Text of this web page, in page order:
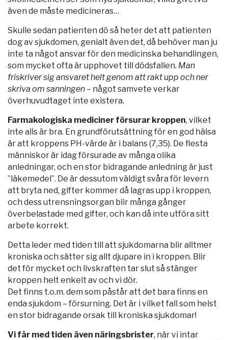
även de måste medicineras…
Skulle sedan patienten dö så heter det att patienten
dog av sjukdomen, genialt även det, då behöver man ju
inte ta något ansvar för den medicinska behandlingen,
som mycket ofta är upphovet till dödsfallen. Man
friskriver sig ansvaret helt genom att rakt upp och ner
skriva om sanningen – något samvete verkar
överhuvudtaget inte existera.
Farmakologiska mediciner försurar kroppen, vilket
inte alls är bra. En grundförutsättning för en god hälsa
är att kroppens PH-värde är i balans (7,35). De flesta
människor är idag försurade av många olika
anledningar, och en stor bidragande anledning är just
”läkemedel”. De är dessutom väldigt svåra för levern
att bryta ned, gifter kommer då lagras upp i kroppen,
och dess utrensningsorgan blir många gånger
överbelastade med gifter, och kan då inte utföra sitt
arbete korrekt.
Detta leder med tiden till att sjukdomarna blir alltmer
kroniska och sätter sig allt djupare in i kroppen. Blir
det för mycket och livskraften tar slut så stänger
kroppen helt enkelt av och vi dör.
Det finns t.o.m. dem som påstår att det bara finns en
enda sjukdom – försurning. Det är i vilket fall som helst
en stor bidragande orsak till kroniska sjukdomar!
Vi får med tiden även näringsbrister, när vi intar